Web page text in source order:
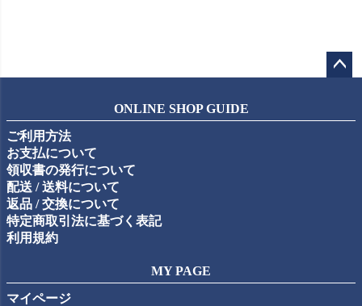
ップ
ONLINE SHOP GUIDE
ご利用方法
お支払について
領収書の発行について
配送 / 送料について
返品 / 交換について
特定商取引法に基づく表記
利用規約
MY PAGE
マイページ